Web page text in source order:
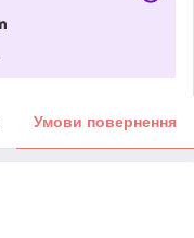
Умови повернення